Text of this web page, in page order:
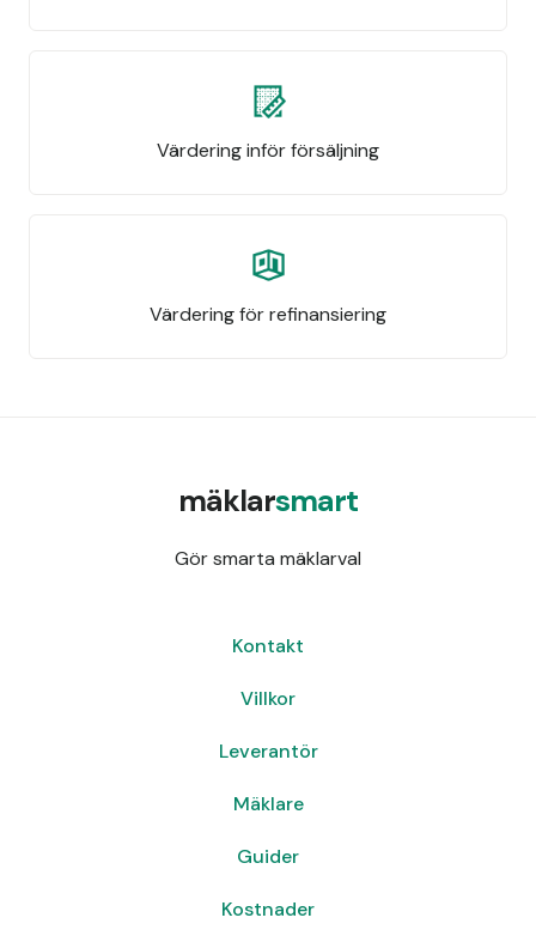
Värdering inför försäljning
Värdering för refinansiering
mäklarsmart
Gör smarta mäklarval
Kontakt
Villkor
Leverantör
Mäklare
Guider
Kostnader